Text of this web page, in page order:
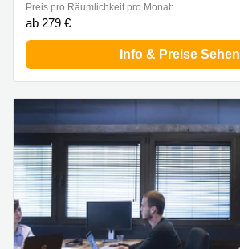
Preis pro Räumlichkeit pro Monat:
ab 279 €
Info & Preise Sehen